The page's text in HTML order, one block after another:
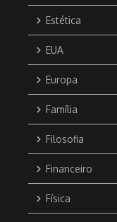
Estética
EUA
Europa
Família
Filosofia
Financeiro
Física